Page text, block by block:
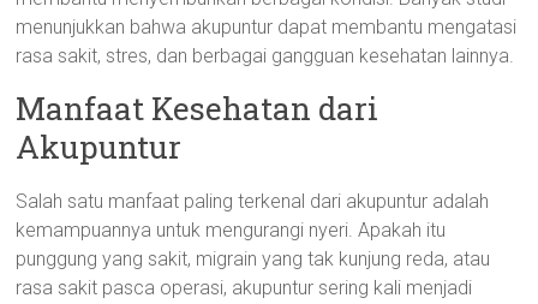
menunjukkan bahwa akupuntur dapat membantu mengatasi
rasa sakit, stres, dan berbagai gangguan kesehatan lainnya.
Manfaat Kesehatan dari
Akupuntur
Salah satu manfaat paling terkenal dari akupuntur adalah
kemampuannya untuk mengurangi nyeri. Apakah itu
punggung yang sakit, migrain yang tak kunjung reda, atau
rasa sakit pasca operasi, akupuntur sering kali menjadi